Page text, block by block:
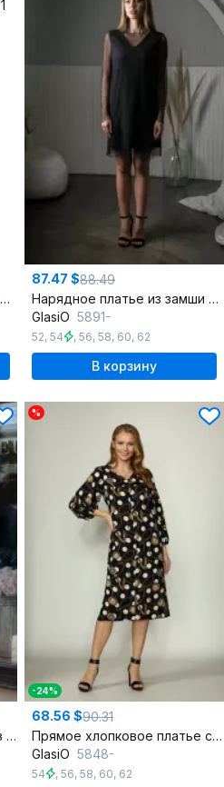
Платье из замши с сетчатыми рукавами и разрезом
87.47 $88.49
Нарядное платье из замши с сетчатой отделкой
GlasiO 5891-
52, 54 , 56, 58, 60, 62
В корзину
Платье свободного кроя из искусственной замши с воротником-стойкой
%
-24%
68.56 $90.31
Прямое хлопковое платье с V-образным вырезом и 3/4 рукавом
GlasiO 5848-
54 , 56, 58, 60, 62